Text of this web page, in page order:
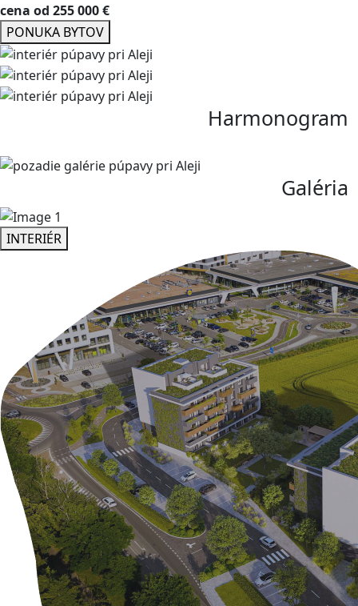
cena od 255 000 €
PONUKA BYTOV
Harmonogram
Galéria
INTERIÉR